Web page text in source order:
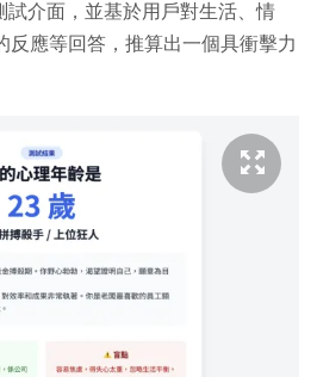
試介面，並基於用戶對生活、情
反應等回答，推算出一個具衝擊力